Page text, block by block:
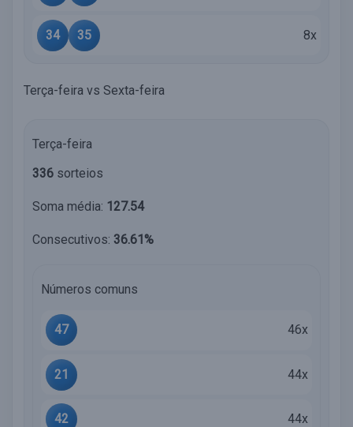
34 35 8x
Terça-feira vs Sexta-feira
Terça-feira
336 sorteios
Soma média: 127.54
Consecutivos: 36.61%
Números comuns
47 46x
21 44x
42 44x